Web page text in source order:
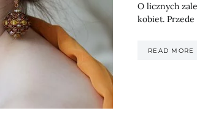
O licznych
kobiet.
READ MORE